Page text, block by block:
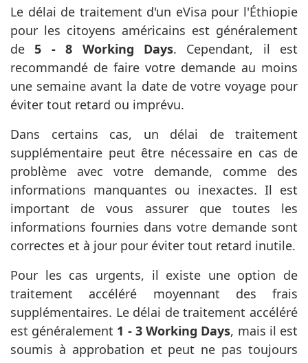
Le délai de traitement d'un eVisa pour l'Éthiopie
pour les citoyens américains est généralement
de5 - 8 Working Days. Cependant, il est
recommandé de faire votre demande au moins
une semaine avant la date de votre voyage pour
éviter tout retard ou imprévu.
Dans certains cas, un délai de traitement
supplémentaire peut être nécessaire en cas de
problème avec votre demande, comme des
informations manquantes ou inexactes. Il est
important de vous assurer que toutes les
informations fournies dans votre demande sont
correctes et à jour pour éviter tout retard inutile.
Pour les cas urgents, il existe une option de
traitement accéléré moyennant des frais
supplémentaires. Le délai de traitement accéléré
est généralement 1 - 3 Working Days, mais il est
soumis à approbation et peut ne pas toujours